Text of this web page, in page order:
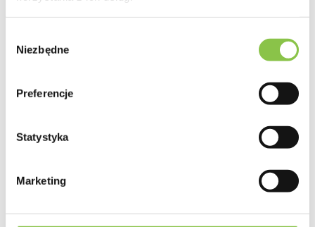
zgody
Niezbędne
Preferencje
Statystyka
Marketing